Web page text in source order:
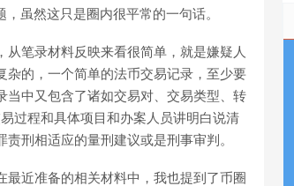
虽然这只是圈内很平常的一句话。
笔录材料反映来看很简单，就是嫌疑人
杂的，一个简单的法币交易记录，至少要
当中又包含了诸如交易对、交易类型、转
过程和具体项目和办案人员讲明白说清
刑相适应的量刑建议或是刑事审判。
近准备的相关材料中，我也提到了币圈